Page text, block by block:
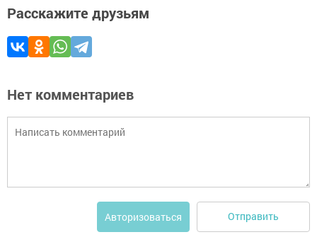
Расскажите друзьям
Нет комментариев
Авторизоваться Отправить